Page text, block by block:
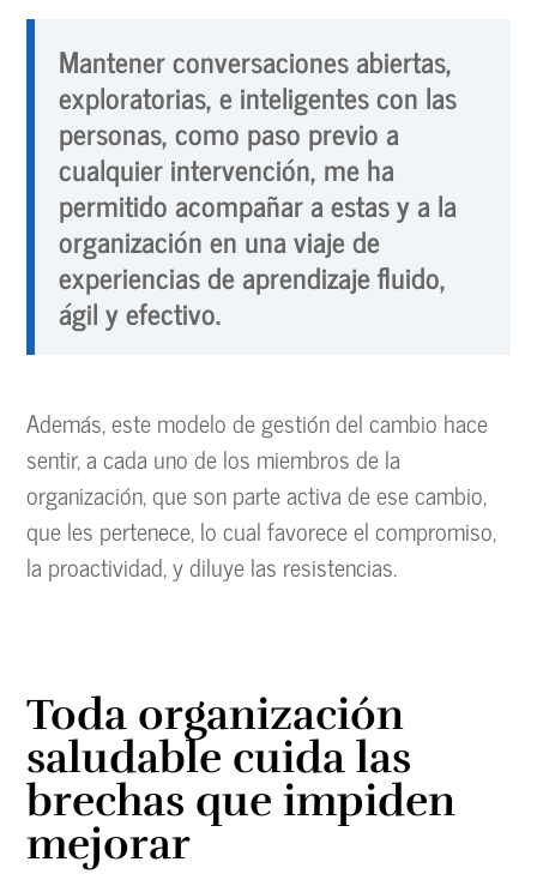
Mantener conversaciones abiertas,
exploratorias, e inteligentes con las
personas, como paso previo a
cualquier intervención, me ha
permitido acompañar a estas y a la
organización en unaviaje de
experiencias de aprendizaje fluido,
ágil y efectivo.
Además, este modelo de gestión del cambio hace
sentir, a cada uno de los miembros de la
organización, que son parte activa de ese cambio,
que les pertenece, lo cual favorece el compromiso,
la proactividad, y diluye las resistencias.
Toda organización
saludable cuida las
brechas que impiden
mejorar